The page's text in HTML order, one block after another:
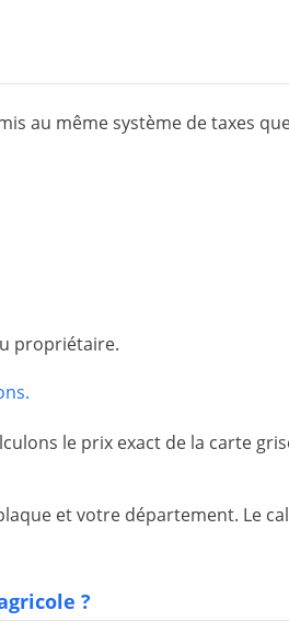
au même système de taxes
propriétaire.
le prix exact de la carte
et votre département. Le
?